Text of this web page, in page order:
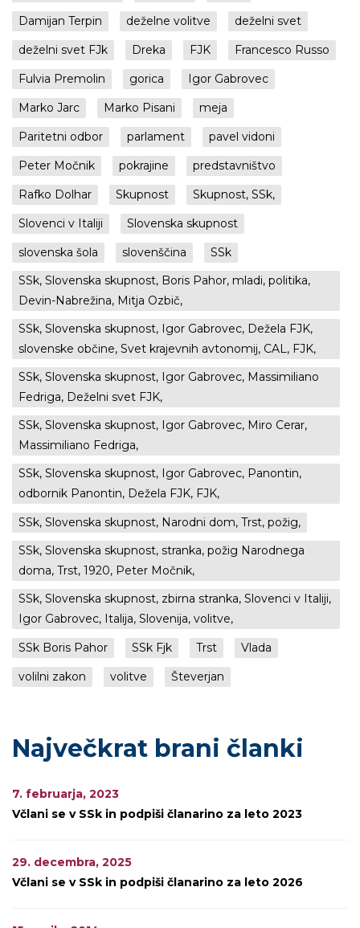
Damijan Terpin
deželne volitve
deželni svet
deželni svet FJk
Dreka FJK
Francesco Russo
Fulvia Premolin
gorica
Igor Gabrovec
Marko Jarc
Marko Pisani
meja
Paritetni odbor
parlament
pavel vidoni
Peter Močnik
pokrajine
predstavništvo
Rafko Dolhar
Skupnost
Skupnost, SSk,
Slovenci v Italiji
Slovenska skupnost
slovenska šola
slovenščina
SSk
SSk, Slovenska skupnost, Boris Pahor, mladi, politika,
Devin-Nabrežina, Mitja Ozbič,
SSk, Slovenska skupnost, Igor Gabrovec, Dežela FJK,
slovenske občine, Svet krajevnih avtonomij, CAL, FJK,
SSk, Slovenska skupnost, Igor Gabrovec, Massimiliano
Fedriga, Deželni svet FJK,
SSk, Slovenska skupnost, Igor Gabrovec, Miro Cerar,
Massimiliano Fedriga,
SSk, Slovenska skupnost, Igor Gabrovec, Panontin,
odbornik Panontin, Dežela FJK, FJK,
SSk, Slovenska skupnost, Narodni dom, Trst, požig,
SSk, Slovenska skupnost, stranka, požig Narodnega
doma, Trst, 1920, Peter Močnik,
SSk, Slovenska skupnost, zbirna stranka, Slovenci v Italiji,
Igor Gabrovec, Italija, Slovenija, volitve,
SSk Boris Pahor
SSk Fjk Trst
Vlada
volilni zakon
volitve Števerjan
Največkrat brani članki
7. februarja, 2023
Včlani se v SSk in podpiši članarino za leto 2023
29. decembra, 2025
Včlani se v SSk in podpiši članarino za leto 2026